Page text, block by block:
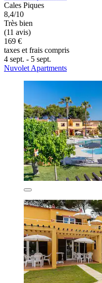
Cales Piques
8,4/10
Très bien
(11 avis)
169 €
taxes et frais compris
4 sept. - 5 sept.
Nuvolet Apartments